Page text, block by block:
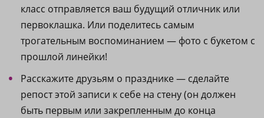
класс отправляется ваш будущий отличник или
первоклашка. Или поделитесь самым
трогательным воспоминанием — фото с букетом с
прошлой линейки!
Расскажите друзьям о празднике — сделайте
репост этой записи к себе на стену (он должен
быть первым или закрепленным до конца